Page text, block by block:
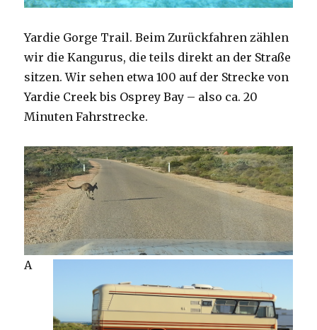
Yardie Gorge Trail. Beim Zurückfahren zählen
wir die Kangurus, die teils direkt an der Straße
sitzen. Wir sehen etwa 100 auf der Strecke von
Yardie Creek bis Osprey Bay – also ca. 20
Minuten Fahrstrecke.
A